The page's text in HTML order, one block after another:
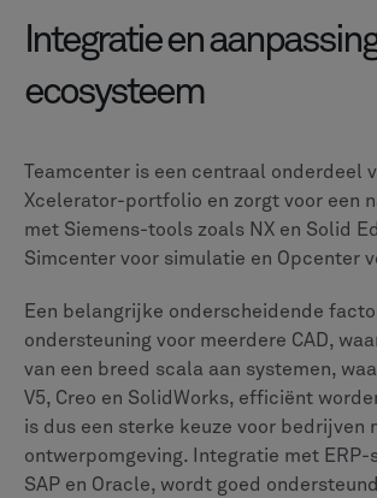
interne IT-overhead te verminderen.
van gebruikers
de 5 sterren op basis van meer dan 700
terwijl ENOVIA een beoordeling van
op basis van ongeveer 80
scoort consistent hoger in
functievergelijkingen voor
documentbeheer en datakwaliteit. Aan
Radius , Teamcenter heeft een score